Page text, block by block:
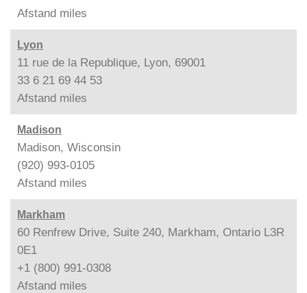
Afstand miles
Lyon
11 rue de la Republique, Lyon, 69001
33 6 21 69 44 53
Afstand miles
Madison
Madison, Wisconsin
(920) 993-0105
Afstand miles
Markham
60 Renfrew Drive, Suite 240, Markham, Ontario L3R
0E1
+1 (800) 991-0308
Afstand miles